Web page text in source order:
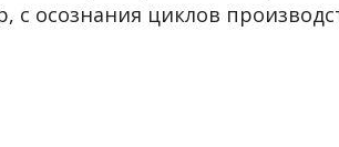
осознания циклов